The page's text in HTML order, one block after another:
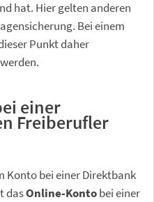
hat. Hier gelten anderen
Bei einem
Punkt daher
einer
Freiberufler
Konto bei einer Direktbank
dasOnline-Kontobei einer